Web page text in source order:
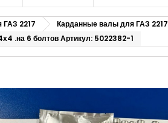
ГАЗ 2217
Карданные валы для ГАЗ 2217
.на 6 болтов Артикул: 5022382-1